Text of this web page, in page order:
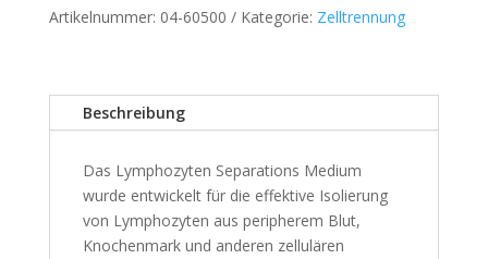
Artikelnummer: 04-60500 Kategorie: Zelltrennung
Beschreibung
Das Lymphozyten Separations Medium
wurde entwickelt für die effektive Isolierung
von Lymphozyten aus peripherem Blut,
Knochenmark und anderen zellulären